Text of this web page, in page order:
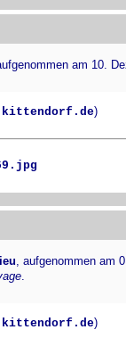
am 10.
kittendorf.de)
, aufgenommen am
.
kittendorf.de)